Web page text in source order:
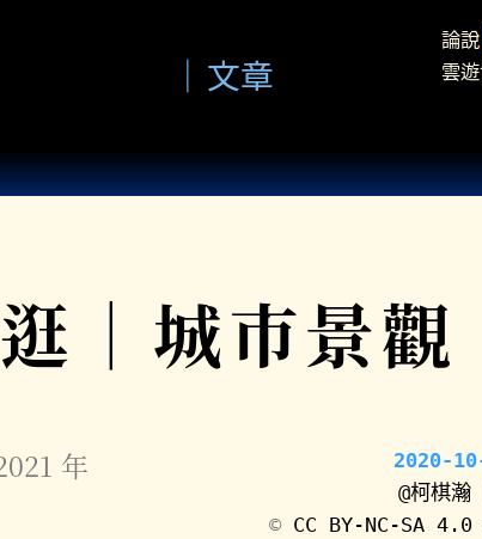
文章
論說
雲
｜城市景觀
年
2020-
@柯棋瀚
©️ CC BY-NC-SA 4.0